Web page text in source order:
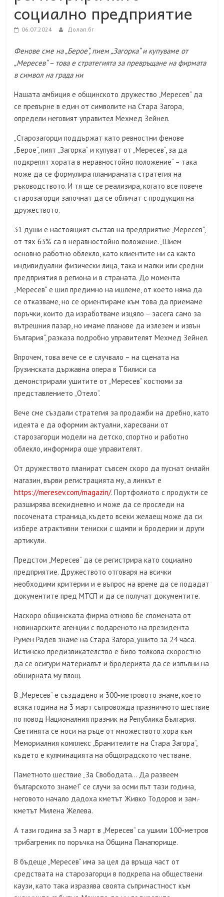
социално предприятие
06.07.2024 Долап.бг
Фенове сме на „Берое“, пием „Загорка“ и купуваме от
„Мересев“ – това е стратегията за превръщане на фирмата
в символ на града ни
Нашата амбиция е общинското дружество „Мересев“ да
се превърне в един от символите на Стара Загора,
определи неговият управител Мехмед Зейнел.
„Старозагорци поддържат като ревностни фенове
„Берое“, пият „Загорка“ и купуват от „Мересев“, за да
подкрепят хората в неравностойно положение“ – така
може да се формулира планираната стратегия на
ръководството. И тя ще се реализира, когато все повече
старозагорци започнат да се обличат с продукция на
дружеството.
31 души е настоящият състав на предприятие „Мересев“,
от тях 63% са в неравностойно положение. „Шием
основно работно облекло, като клиентите ни са както
индивидуални физически лица, така и малки или средни
предприятия в региона и в страната. До момента
„Мересев“ е шил предимно на ишлеме, от което няма да
се отказваме, но се ориентираме към това да приемаме
поръчки, които да изработваме изцяло – засега само за
вътрешния пазар, но имаме планове да излезем и извън
България“, разказа подробно управителят Мехмед Зейнел.
Впрочем, това вече се е случвало – на сцената на
Грузинската държавна опера в Тбилиси са
демонстрирали ушитите от „Мересев“ костюми за
представлението „Отело“.
Вече сме създали стратегия за продажби на дребно, като
идеята е да оформим актуални, харесвани от
старозагорци модели на детско, спортно и работно
облекло, информира още управителят.
От дружеството планират съвсем скоро да пуснат онлайн
магазин, върви регистрацията му, а линкът е
https://meresev.com/magazin/. Портфолиото с продукти се
разширява всекидневно и може да се проследи на
посочената страница, където всеки желаещ може да си
избере атрактивни тениски с щампи и бродерии и други
артикули.
Предстои „Мересев“ да се регистрира като социално
предприятие. Дружеството отговаря на всички
необходими критерии и е въпрос на време да се подадат
документите пред МТСП и да се получат документите.
Наскоро общинската фирма отново бе спомената от
новинарските агенции с подареното на президента
Румен Радев знаме на Стара Загора, ушито за 24 часа.
Истинско предизвикателство е било толкова скоростно
да се осигури материалът и бродерията да се изпълни на
обширната му площ.
В „Мересев“ е създадено и 300-метровото знаме, което
всяка година на 3 март съпровожда празничното шествие
по повод Националния празник на Република България.
Светинята се носи на ръце от множеството хора към
Мемориалния комплекс „Бранителите на Стара Загора“,
където е кулминацията на общоградското честване.
Паметното шествие „За Свободата… Да развеем
българското знаме!“ се случи за осми път тази година,
неговото начало дадоха кметът Живко Тодоров и зам.-
кметът Милена Желева.
А тази година за 3 март в „Мересев“ са ушили 100-метров
трибагреник по поръчка на Община Панагюрище.
В бъдеще „Мересев“ има за цел да връща част от
средствата на старозагорци в подкрепа на обществени
каузи, като така изразява своята съпричастност към